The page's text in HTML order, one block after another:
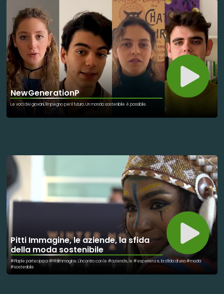
NewGenerationP
Le voci dei giovani, l'impegno per il futuro. Un mondo sostenibile è possibile.
Pitti Immagine, le aziende, la sfida
della moda sostenibile
#Plaple partecipa a #PittiImmagine. L'incontro con le #aziende, le #esperienze, la sfida di una #moda
#sostenibile